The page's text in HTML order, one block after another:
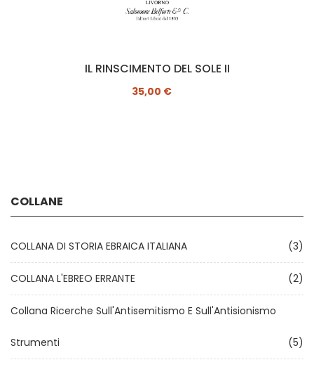
IL RINSCIMENTO DEL SOLE II
35,00 €
COLLANE
COLLANA DI STORIA EBRAICA ITALIANA (3)
COLLANA L'EBREO ERRANTE (2)
Collana Ricerche Sull'Antisemitismo E Sull'Antisionismo
Strumenti (5)